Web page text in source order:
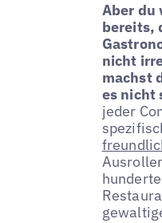
Aber du
bereits,
nicht
machst
es nicht
jeder